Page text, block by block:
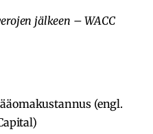
jälkeen – WACC
(engl.